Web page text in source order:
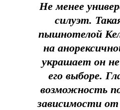
Не менее
силуэт.
пышнотелой
на
украшает он
его выборе.
возможность
зависимости от